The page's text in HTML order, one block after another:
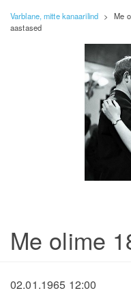
Varblane, mitte kanaarilind >
Me
aastased
Me olime
02.01.1965 12:00